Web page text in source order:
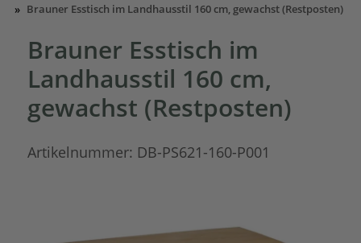
Brauner Esstisch im Landhausstil 160 cm, gewachst (Restposten)
Brauner Esstisch im
Landhausstil 160 cm,
gewachst (Restposten)
Artikelnummer: DB-PS621-160-P001